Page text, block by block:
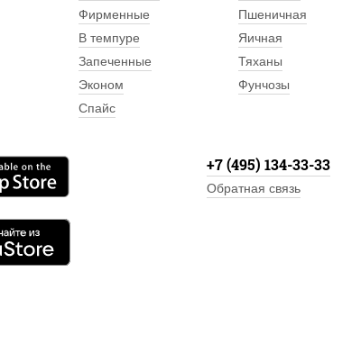
Фирменные
В темпуре
Запеченные
Эконом
Спайс
Пшеничная
Яичная
Тяханы
Фунчозы
+7 (495) 134-33-33
Обратная связь